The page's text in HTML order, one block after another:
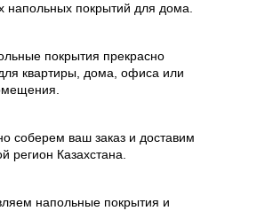
напольных покрытий для дома.
покрытия прекрасно
квартиры, дома, офиса или
соберем ваш заказ и доставим
регион Казахстана.
напольные покрытия и